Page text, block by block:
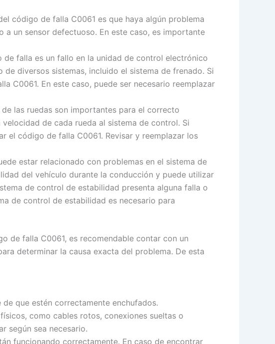
código de falla C0061 es que haya algún problema
un sensor defectuoso. En este caso, es importante
falla es un fallo en la unidad de control electrónico
diversos sistemas, incluido el sistema de frenado. Si
C0061. En este caso, puede ser necesario reemplazar
las ruedas son importantes para el correcto
de cada rueda al sistema de control. Si
el código de falla C0061. Revisar y reemplazar los
estar relacionado con problemas en el sistema de
del vehículo durante la conducción y puede utilizar
de control de estabilidad presenta alguna falla o
de control de estabilidad es necesario para
de falla C0061, es recomendable contar con un
determinar la causa exacta del problema. De esta
que estén correctamente enchufados.
como cables rotos, conexiones sueltas o
según sea necesario.
funcionando correctamente. En caso de encontrar